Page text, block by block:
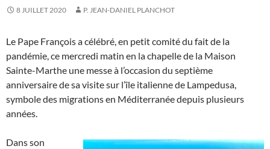
8 JUILLET 2020 P. JEAN-DANIEL PLANCHOT
Le Pape François a célébré, en petit comité du fait de la
pandémie, ce mercredi matin en la chapelle de la Maison
Sainte-Marthe une messe à l’occasion du septième
anniversaire de sa visite sur l’île italienne de Lampedusa,
symbole des migrations en Méditerranée depuis plusieurs
années.
Dans son